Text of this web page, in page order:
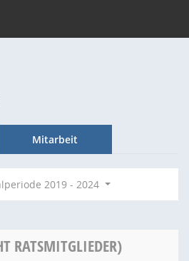
Mitarbeit
2019 - 2024
RATSMITGLIEDER)